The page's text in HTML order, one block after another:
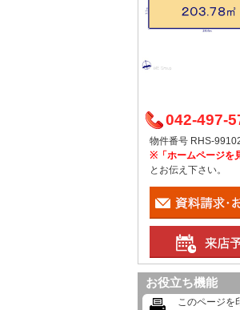
042-497-
物件番号 RHS-
※「ホームページを
とお伝え下さい。
お役立ち機能
このページを